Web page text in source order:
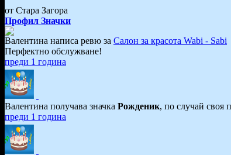
от Стара Загора
Профил Значки
Валентина написа ревю за Салон за красота Wabi - Sabi
Перфектно обслужване!
преди 1 година
Валентина получава значка Рожденик, по случай своя
преди 1 година